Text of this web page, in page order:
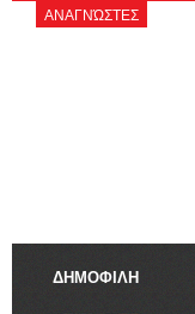
ΑΝΑΓΝΏΣΤΕΣ
ΔΗΜΟΦΙΛΗ